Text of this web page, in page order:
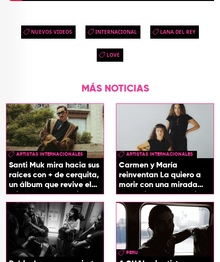
NUEVOS VIDEOS INTERNACIONAL LANA DEL REY
LOVE
MÁS NOTICIAS
ARTISTAS INTERNACIONALES
Santi Muk mira hacia sus
raíces con + de cerquita,
un álbum que revive el
origen de sus canciones
ARTISTAS INTERNACIONALES
Carmen y María
reinventan La quiero a
morir con una mirada
entre el flamenco y el
soul
PERU